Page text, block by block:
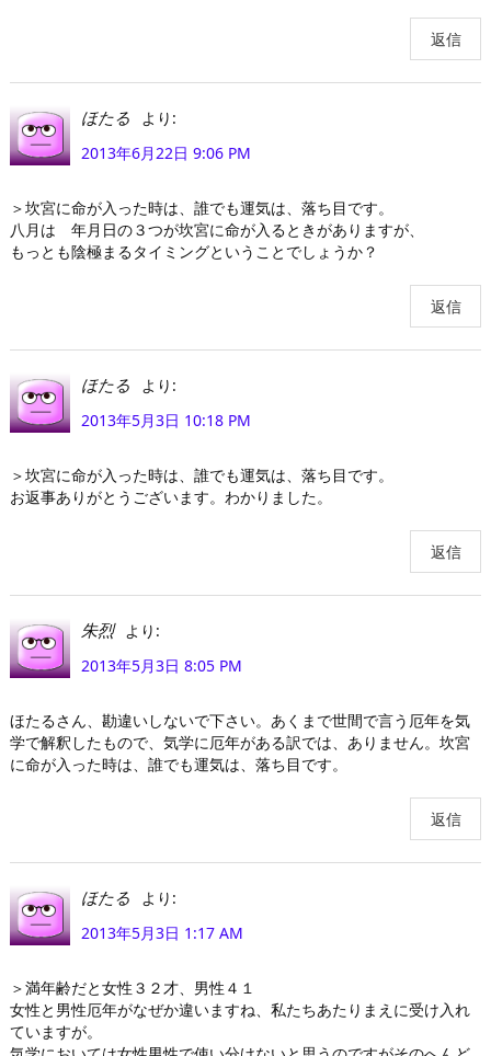
返信
ほたる
より:
2013年6月22日 9:06 PM
＞坎宮に命が入った時は、誰でも運気は、落ち目です。
八月は 年月日の３つが坎宮に命が入るときがありますが、
もっとも陰極まるタイミングということでしょうか？
返信
ほたる
より:
2013年5月3日 10:18 PM
＞坎宮に命が入った時は、誰でも運気は、落ち目です。
お返事ありがとうございます。わかりました。
返信
朱烈
より:
2013年5月3日 8:05 PM
ほたるさん、勘違いしないで下さい。あくまで世間で言う厄年を気
学で解釈したもので、気学に厄年がある訳では、ありません。坎宮
に命が入った時は、誰でも運気は、落ち目です。
返信
ほたる
より:
2013年5月3日 1:17 AM
＞満年齢だと女性３２才、男性４１
女性と男性厄年がなぜか違いますね、私たちあたりまえに受け入れ
ていますが。